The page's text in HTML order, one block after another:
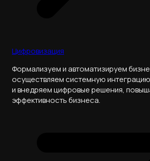
Цифровизация
Формализуем и автоматизируем
осуществляем системную
и внедряем цифровые решения,
эффективность бизнеса.